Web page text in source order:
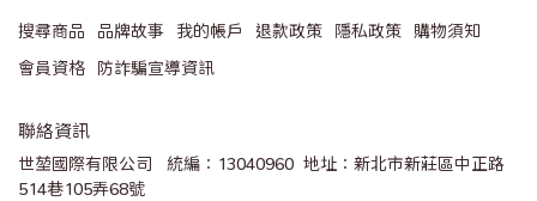
搜尋商品 品牌故事 我的帳戶 退款政策 隱私政策
購物須知
會員資格
防詐騙宣導資訊
聯絡資訊
世堃國際有限公司   統編：13040960  地址：新北市新莊區中正路
514巷105弄68號